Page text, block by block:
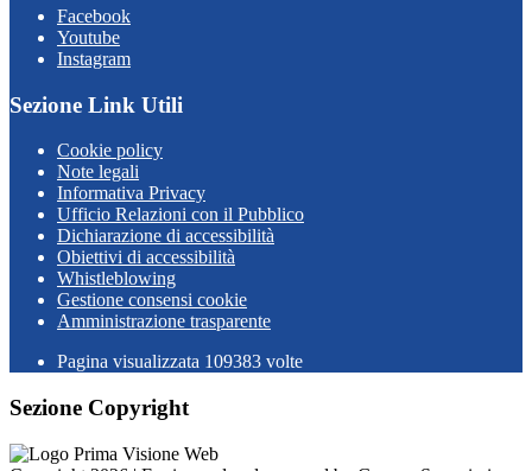
Facebook
Youtube
Instagram
Sezione Link Utili
Cookie policy
Note legali
Informativa Privacy
Ufficio Relazioni con il Pubblico
Dichiarazione di accessibilità
Obiettivi di accessibilità
Whistleblowing
Gestione consensi cookie
Amministrazione trasparente
Pagina visualizzata 109383 volte
Sezione Copyright